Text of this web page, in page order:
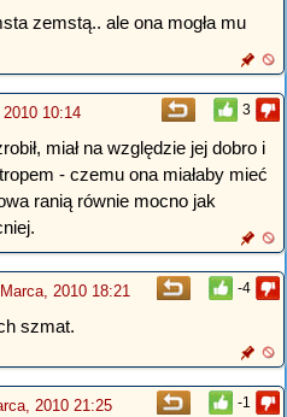
zemstą.. ale ona mogła mu
3
10:14
miał na względzie jej dobro i
- czemu ona miałaby mieć
ranią równie mocno jak
-4
2010 18:21
szmat.
-1
2010 21:25